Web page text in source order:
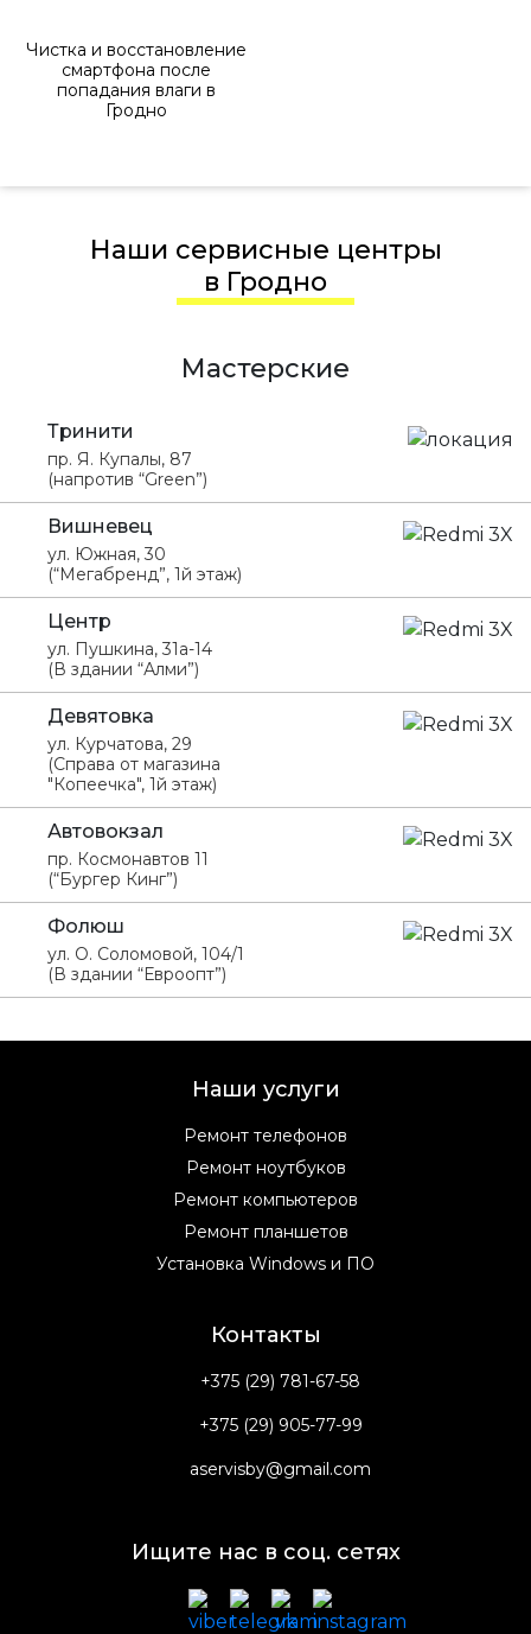
Чистка и восстановление
смартфона после
попадания влаги в
Гродно
Наши сервисные центры
в Гродно
Мастерские
Тринити
пр. Я. Купалы, 87
(напротив “Green”)
Вишневец
ул. Южная, 30
(“Мегабренд”, 1й этаж)
Центр
ул. Пушкина, 31а-14
(В здании “Алми”)
Девятовка
ул. Курчатова, 29
(Справа от магазина
"Копеечка", 1й этаж)
Автовокзал
пр. Космонавтов 11
(“Бургер Кинг”)
Фолюш
ул. О. Соломовой, 104/1
(В здании “Евроопт”)
Наши услуги
Ремонт телефонов
Ремонт ноутбуков
Ремонт компьютеров
Ремонт планшетов
Установка Windows и ПО
Контакты
+375 (29) 781-67-58
+375 (29) 905-77-99
aservisby@gmail.com
Ищите нас в соц. сетях